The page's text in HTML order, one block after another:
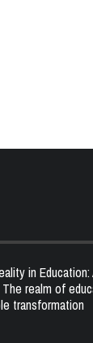
in
realm of
transformation